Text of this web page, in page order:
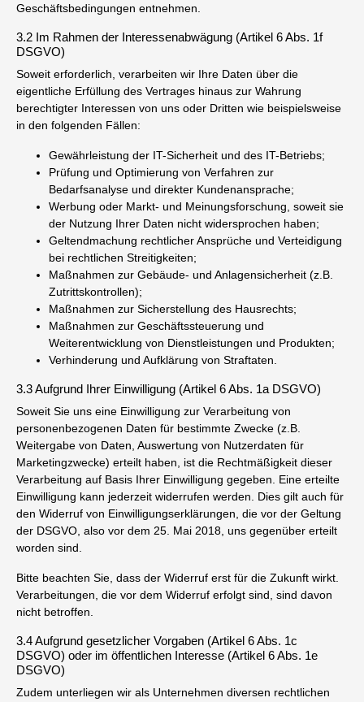
Geschäftsbedingungen entnehmen.
3.2 Im Rahmen der Interessenabwägung (Artikel 6 Abs. 1f
DSGVO)
Soweit erforderlich, verarbeiten wir Ihre Daten über die
eigentliche Erfüllung des Vertrages hinaus zur Wahrung
berechtigter Interessen von uns oder Dritten wie beispielsweise
in den folgenden Fällen:
Gewährleistung der IT-Sicherheit und des IT-Betriebs;
Prüfung und Optimierung von Verfahren zur
Bedarfsanalyse und direkter Kundenansprache;
Werbung oder Markt- und Meinungsforschung, soweit sie
der Nutzung Ihrer Daten nicht widersprochen haben;
Geltendmachung rechtlicher Ansprüche und Verteidigung
bei rechtlichen Streitigkeiten;
Maßnahmen zur Gebäude- und Anlagensicherheit (z.B.
Zutrittskontrollen);
Maßnahmen zur Sicherstellung des Hausrechts;
Maßnahmen zur Geschäftssteuerung und
Weiterentwicklung von Dienstleistungen und Produkten;
Verhinderung und Aufklärung von Straftaten.
3.3 Aufgrund Ihrer Einwilligung (Artikel 6 Abs. 1a DSGVO)
Soweit Sie uns eine Einwilligung zur Verarbeitung von
personenbezogenen Daten für bestimmte Zwecke (z.B.
Weitergabe von Daten, Auswertung von Nutzerdaten für
Marketingzwecke) erteilt haben, ist die Rechtmäßigkeit dieser
Verarbeitung auf Basis Ihrer Einwilligung gegeben. Eine erteilte
Einwilligung kann jederzeit widerrufen werden. Dies gilt auch für
den Widerruf von Einwilligungserklärungen, die vor der Geltung
der DSGVO, also vor dem 25. Mai 2018, uns gegenüber erteilt
worden sind.
Bitte beachten Sie, dass der Widerruf erst für die Zukunft wirkt.
Verarbeitungen, die vor dem Widerruf erfolgt sind, sind davon
nicht betroffen.
3.4 Aufgrund gesetzlicher Vorgaben (Artikel 6 Abs. 1c
DSGVO) oder im öffentlichen Interesse (Artikel 6 Abs. 1e
DSGVO)
Zudem unterliegen wir als Unternehmen diversen rechtlichen